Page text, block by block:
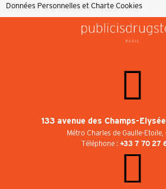
Données Personnelles et Charte Cookies
133 avenue des Champs-
Métro Charles de Gaulle-Etoile,
Téléphone : +33 7 70 27